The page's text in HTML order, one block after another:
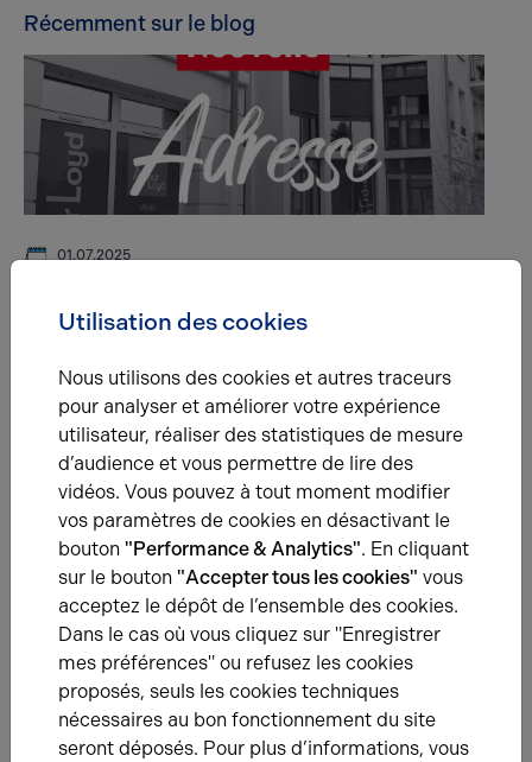
Récemment sur le blog
01.07.2025
✨ À partir du 15 Juillet, retrouvez-nous dans un lieu encore
17.02.2025
Pôle du Griffon : une zone d'activités idéalement
située au nord de Laon
Le pôle d’activités du Griffon offre aux entreprises
industrielles, artisanales et de services un emplacement
stratégique au croisement de la RN2 et de l’A26.
Utilisation des cookies
Nous utilisons des cookies et autres traceurs
pour analyser et améliorer votre expérience
utilisateur, réaliser des statistiques de mesure
d’audience et vous permettre de lire des
vidéos. Vous pouvez à tout moment modifier
vos paramètres de cookies en désactivant le
bouton "Performance & Analytics". En cliquant
sur le bouton "Accepter tous les cookies" vous
acceptez le dépôt de l’ensemble des cookies.
Dans le cas où vous cliquez sur "Enregistrer
mes préférences" ou refusez les cookies
proposés, seuls les cookies techniques
nécessaires au bon fonctionnement du site
seront déposés. Pour plus d’informations, vous